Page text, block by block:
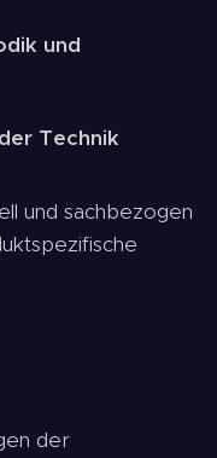
und
Technik
und sachbezogen
der